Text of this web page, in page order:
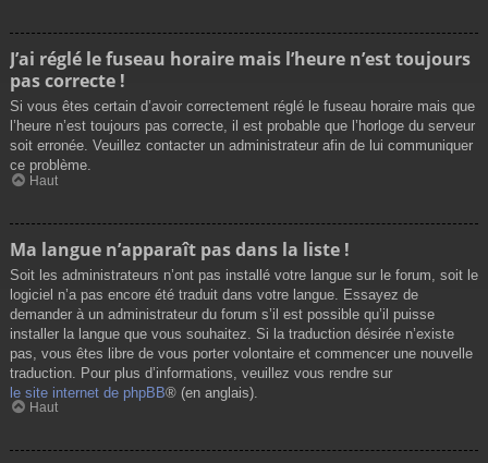
J’ai réglé le fuseau horaire mais l’heure n’est toujours
pas correcte !
Si vous êtes certain d’avoir correctement réglé le fuseau horaire mais que
l’heure n’est toujours pas correcte, il est probable que l’horloge du serveur
soit erronée. Veuillez contacter un administrateur afin de lui communiquer
ce problème.
Haut
Ma langue n’apparaît pas dans la liste !
Soit les administrateurs n’ont pas installé votre langue sur le forum, soit le
logiciel n’a pas encore été traduit dans votre langue. Essayez de
demander à un administrateur du forum s’il est possible qu’il puisse
installer la langue que vous souhaitez. Si la traduction désirée n’existe
pas, vous êtes libre de vous porter volontaire et commencer une nouvelle
traduction. Pour plus d’informations, veuillez vous rendre sur
le site internet de phpBB® (en anglais).
Haut